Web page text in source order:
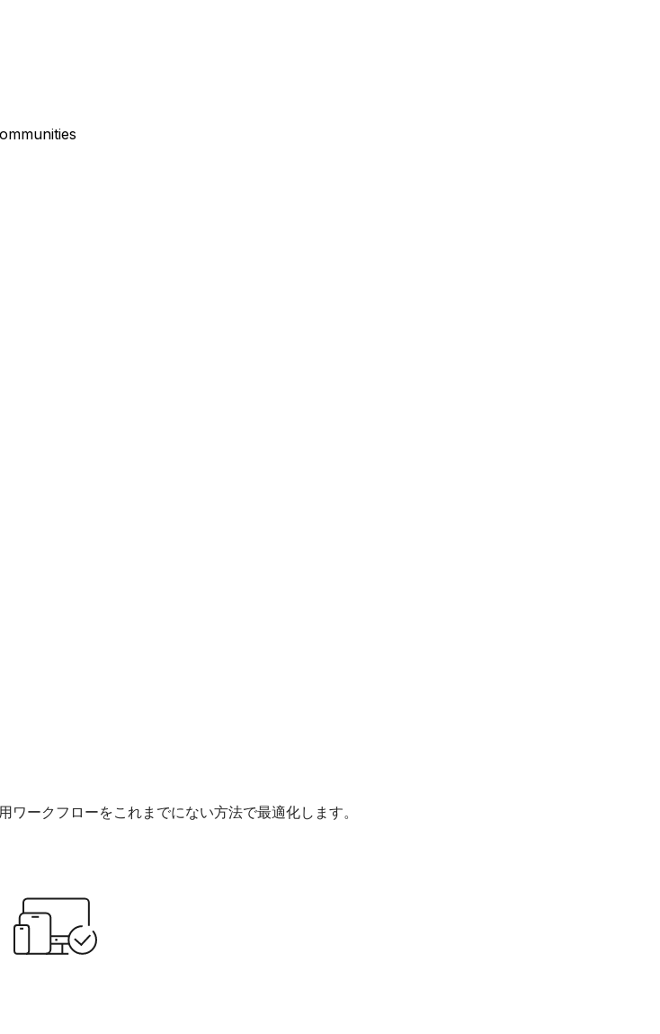
ークフローをこれまでにない方法で最適化します。